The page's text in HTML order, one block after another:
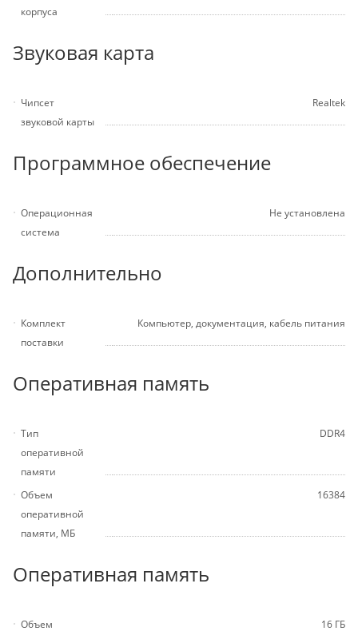
корпуса
Звуковая карта
Чипсет
звуковой карты
Realtek
Программное обеспечение
Операционная
система
Не установлена
Дополнительно
Комплект
поставки
Компьютер, документация, кабель питания
Оперативная память
Тип
оперативной
памяти
DDR4
Объем
оперативной
памяти, МБ
16384
Оперативная память
Объем
16 ГБ